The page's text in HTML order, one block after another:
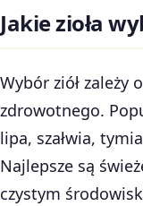
Jakie zioła
Wybór ziół
zdrowotnego.
lipa, szałwia,
Najlepsze są
czystym